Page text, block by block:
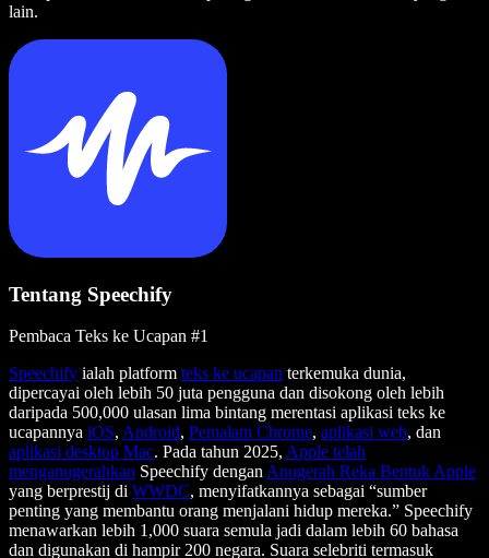
lain.
Tentang Speechify
Pembaca Teks ke Ucapan #1
Speechify ialah platform teks ke ucapan terkemuka dunia,
dipercayai oleh lebih 50 juta pengguna dan disokong oleh lebih
daripada 500,000 ulasan lima bintang merentasi aplikasi teks ke
ucapannya iOS, Android, Pemalam Chrome, aplikasi web, dan
aplikasi desktop Mac. Pada tahun 2025, Apple telah
menganugerahkan Speechify dengan Anugerah Reka Bentuk Apple
yang berprestij di WWDC, menyifatkannya sebagai “sumber
penting yang membantu orang menjalani hidup mereka.” Speechify
menawarkan lebih 1,000 suara semula jadi dalam lebih 60 bahasa
dan digunakan di hampir 200 negara. Suara selebriti termasuk